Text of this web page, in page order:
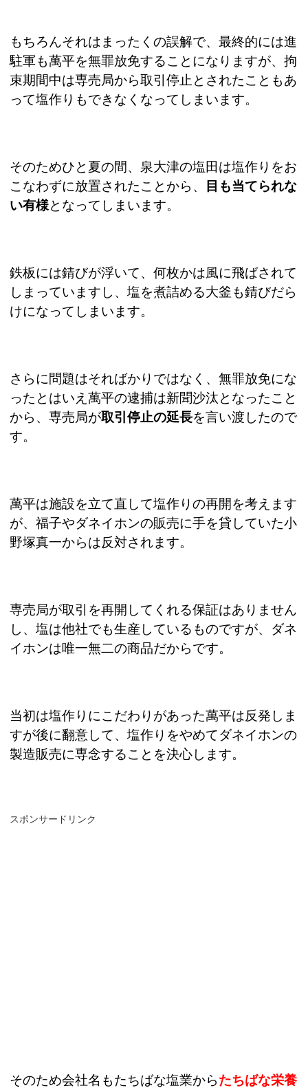
もちろんそれはまったくの誤解で、最終的には進
駐軍も萬平を無罪放免することになりますが、拘
束期間中は専売局から取引停止とされたこともあ
って塩作りもできなくなってしまいます。
そのためひと夏の間、泉大津の塩田は塩作りをお
こなわずに放置されたことから、
目も当てられな
い有様となってしまいます。
鉄板には錆びが浮いて、何枚かは風に飛ばされて
しまっていますし、塩を煮詰める大釜も錆びだら
けになってしまいます。
さらに問題はそればかりではなく、無罪放免にな
ったとはいえ萬平の逮捕は新聞沙汰となったこと
から、専売局が取引停止の延長を言い渡したので
す。
萬平は施設を立て直して塩作りの再開を考えます
が、福子やダネイホンの販売に手を貸していた小
野塚真一からは反対されます。
専売局が取引を再開してくれる保証はありません
し、塩は他社でも生産しているものですが、ダネ
イホンは唯一無二の商品だからです。
当初は塩作りにこだわりがあった萬平は反発しま
すが後に翻意して、塩作りをやめてダネイホンの
製造販売に専念することを決心します。
スポンサードリンク
そのため会社名もたちばな塩業からたちばな栄養